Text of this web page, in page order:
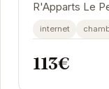
R'Apparts Le
appartements
Idéal pour...
internet
113€